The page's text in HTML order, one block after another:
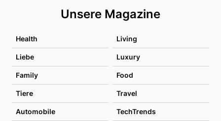
Unsere Magazine
Health Living
Liebe Luxury
Family Food
Tiere Travel
Automobile TechTrends